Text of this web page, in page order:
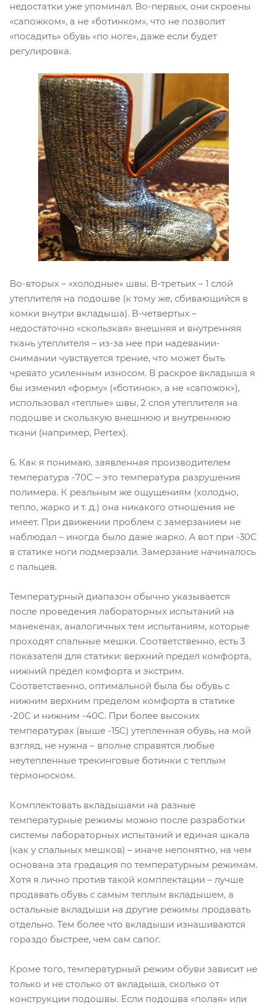
недостатки уже упоминал. Во-первых, они скроены
«сапожком», а не «ботинком», что не позволит
«посадить» обувь «по ноге», даже если будет
регулировка.
Во-вторых – «холодные» швы. В-третьих – 1 слой
утеплителя на подошве (к тому же, сбивающийся в
комки внутри вкладыша). В-четвертых –
недостаточно «скользкая» внешняя и внутренняя
ткань утеплителя – из-за нее при надевании-
снимании чувствуется трение, что может быть
чревато усиленным износом. В раскрое вкладыша я
бы изменил «форму» («ботинок», а не «сапожок»),
использовал «теплые» швы, 2 слоя утеплителя на
подошве и скользкую внешнюю и внутреннюю
ткани (например, Pertex).
6. Как я понимаю, заявленная производителем
температура -70С – это температура разрушения
полимера. К реальным же ощущениям (холодно,
тепло, жарко и т. д.) она никакого отношения не
имеет. При движении проблем с замерзанием не
наблюдал – иногда было даже жарко. А вот при -30С
в статике ноги подмерзали. Замерзание начиналось
с пальцев.
Температурный диапазон обычно указывается
после проведения лабораторных испытаний на
манекенах, аналогичных тем испытаниям, которые
проходят спальные мешки. Соответственно, есть 3
показателя для статики: верхний предел комфорта,
нижний предел комфорта и экстрим.
Соответственно, оптимальной была бы обувь с
нижним верхним пределом комфорта в статике
-20С и нижним -40С. При более высоких
температурах (выше -15С) утепленная обувь, на мой
взгляд, не нужна – вполне справятся любые
неутепленные трекинговые ботинки с теплым
термоноском.
Комплектовать вкладышами на разные
температурные режимы можно после разработки
системы лабораторных испытаний и единая шкала
(как у спальных мешков) – иначе непонятно, на чем
основана эта градация по температурным режимам.
Хотя я лично против такой комплектации – лучше
продавать обувь с самым теплым вкладышем, а
остальные вкладыши на другие режимы продавать
отдельно. Тем более что вкладыши изнашиваются
гораздо быстрее, чем сам сапог.
Кроме того, температурный режим обуви зависит не
только и не столько от вкладыша, сколько от
конструкции подошвы. Если подошва «полая» или